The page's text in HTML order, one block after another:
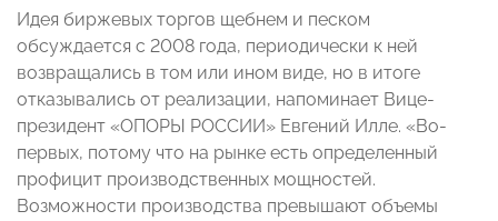
Идея биржевых торгов щебнем и песком
обсуждается с 2008 года, периодически к ней
возвращались в том или ином виде, но в итоге
отказывались от реализации, напоминает Вице-
президент «ОПОРЫ РОССИИ» Евгений Илле. «Во-
первых, потому что на рынке есть определенный
профицит производственных мощностей.
Возможности производства превышают объемы